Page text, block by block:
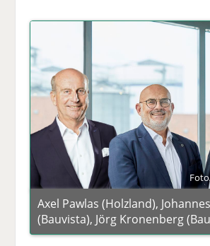
Axel Pawlas (Holzland),
(Bauvista), Jörg Kronenberg